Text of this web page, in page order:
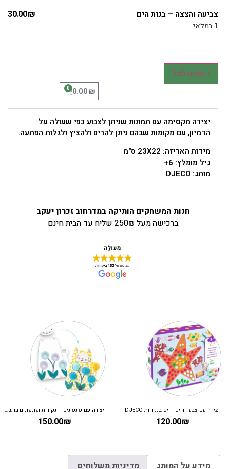
צביעה והצצה – בנות הים 30.00₪
1 במלאי
הוספה לסל
0.00₪
0
יצירה מקסימה עם תמונות שניתן לצבוע כפי שעולה על
הדמיון, עם מקומות שבהם ניתן להרים ולהציץ ולגלות הפתעה.
מידות האריזה: 23X22 ס"מ
גיל מומלץ: 6+
מותג: DJECO
חנות המשחקים הותיקה במדרחוב זכרון יעקב
ברכישה מעל 250₪ שליח עד הבית חינם
יצירה עם צבעי ידיים – ים בנקודות DJECO
120.00₪
יצירה עם פונפונים – נקודות ופונפונים בדשא DJECO
150.00₪
מידע על המותג מדיניות משלוחים